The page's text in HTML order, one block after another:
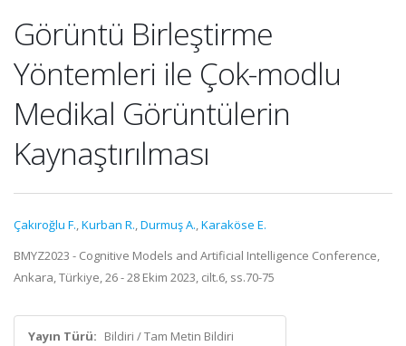
Görüntü Birleştirme
Yöntemleri ile Çok-modlu
Medikal Görüntülerin
Kaynaştırılması
Çakıroğlu F.,Kurban R.,Durmuş A.,Karaköse E.
BMYZ2023 - Cognitive Models and Artificial Intelligence Conference,
Ankara, Türkiye, 26 - 28 Ekim 2023, cilt.6, ss.70-75
Yayın Türü: Bildiri / Tam Metin Bildiri